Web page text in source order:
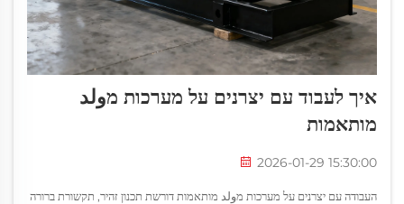
איך לעבוד עם יצרנים על מערכות מولد
מותאמות
2026-01-29 15:30:00
העבודה עם יצרנים על מערכות מولد מותאמות דורשת תכנון זהיר, תקשורת ברורה